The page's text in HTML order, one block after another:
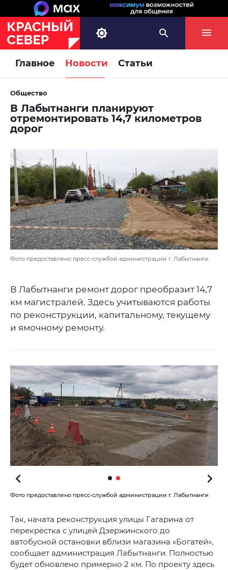
Главное Новости Статьи
Общество
В Лабытнанги планируют
отремонтировать 14,7 километров
дорог
Фото предоставлено пресс-службой администрации г. Лабытнанги
В Лабытнанги ремонт дорог преобразит 14,7
км магистралей. Здесь учитываются работы
по реконструкции, капитальному, текущему
и ямочному ремонту.
Фото предоставлено пресс-службой администрации г. Лабытнанги
Так, начата реконструкция улицы Гагарина от
перекрёстка с улицей Дзержинского до
автобусной остановки вблизи магазина «Богатей»,
сообщает администрация Лабытнанги. Полностью
будет обновлено примерно 2 км. По проекту здесь